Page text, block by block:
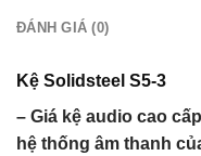
ĐÁNH GIÁ (0)
Kệ Solidsteel S5-3
– Giá kệ audio cao
hệ thống âm thanh